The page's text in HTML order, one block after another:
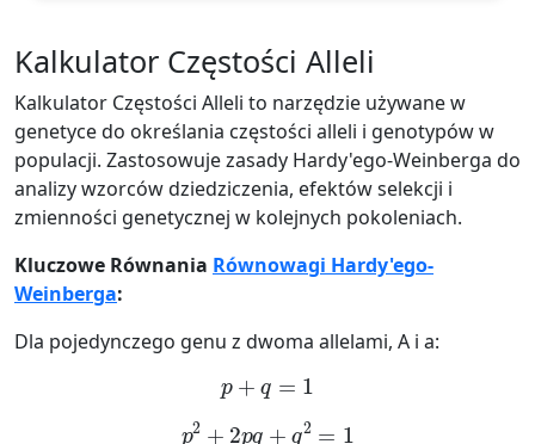
Kalkulator Częstości Alleli
Kalkulator Częstości Alleli to narzędzie używane w
genetyce do określania częstości alleli i genotypów w
populacji. Zastosowuje zasady Hardy'ego-Weinberga do
analizy wzorców dziedziczenia, efektów selekcji i
zmienności genetycznej w kolejnych pokoleniach.
Kluczowe Równania Równowagi Hardy'ego-
Weinberga:
Dla pojedynczego genu z dwoma allelami, A i a:
p+q =1
p 2 +2 + 2